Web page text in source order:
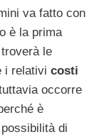
va fatto con
è la prima
le
i relativi costi
occorre
è
di